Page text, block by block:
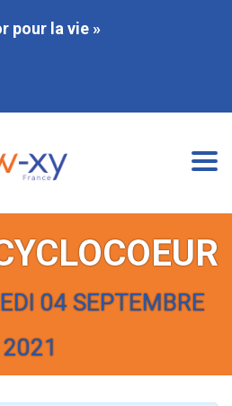
pour la vie »
04 SEPTEMBRE
2021